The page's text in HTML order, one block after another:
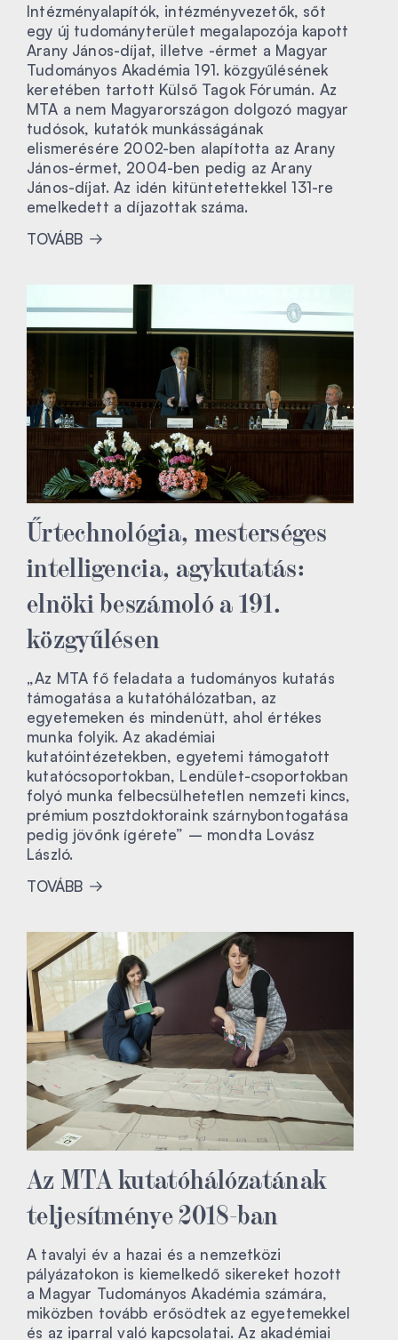
Intézményalapítók, intézményvezetők, sőt
egy új tudományterület megalapozója kapott
Arany János-díjat, illetve -érmet a Magyar
Tudományos Akadémia 191. közgyűlésének
keretében tartott Külső Tagok Fórumán. Az
MTA a nem Magyarországon dolgozó magyar
tudósok, kutatók munkásságának
elismerésére 2002-ben alapította az Arany
János-érmet, 2004-ben pedig az Arany
János-díjat. Az idén kitüntetettekkel 131-re
emelkedett a díjazottak száma.
TOVÁBB
Űrtechnológia, mesterséges
intelligencia, agykutatás:
elnöki beszámoló a 191.
közgyűlésen
„Az MTA fő feladata a tudományos kutatás
támogatása a kutatóhálózatban, az
egyetemeken és mindenütt, ahol értékes
munka folyik. Az akadémiai
kutatóintézetekben, egyetemi támogatott
kutatócsoportokban, Lendület-csoportokban
folyó munka felbecsülhetetlen nemzeti kincs,
prémium posztdoktoraink szárnybontogatása
pedig jövőnk ígérete” – mondta Lovász
László.
TOVÁBB
Az MTA kutatóhálózatának
teljesítménye 2018-ban
A tavalyi év a hazai és a nemzetközi
pályázatokon is kiemelkedő sikereket hozott
a Magyar Tudományos Akadémia számára,
miközben tovább erősödtek az egyetemekkel
és az iparral való kapcsolatai. Az akadémiai